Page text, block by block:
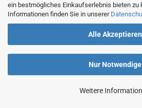
ein bestmögliches Einkaufserlebnis bieten zu
Informationen finden Sie in unserer
Alle Akzeptieren
Nur Notwendige
Weitere
Alle Preisangaben verstehen sich netto zzgl.
Versandkosten.